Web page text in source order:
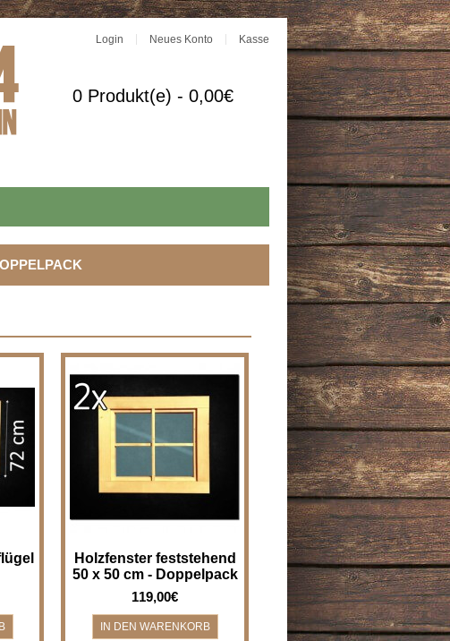
Login Neues Konto Kasse
0 Produkt(e) - 0,00€
-
Holzfenster feststehend (nicht
zum Öffnen) - 50 x 50 cm - im
Doppelpack - nur einmal
Holzfenster feststehend
50 x 50 cm - Doppelpack
119,00€